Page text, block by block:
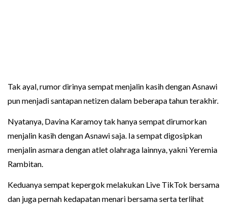
Tak ayal, rumor dirinya sempat menjalin kasih dengan Asnawi
pun menjadi santapan netizen dalam beberapa tahun terakhir.
Nyatanya, Davina Karamoy tak hanya sempat dirumorkan
menjalin kasih dengan Asnawi saja. Ia sempat digosipkan
menjalin asmara dengan atlet olahraga lainnya, yakni Yeremia
Rambitan.
Keduanya sempat kepergok melakukan Live TikTok bersama
dan juga pernah kedapatan menari bersama serta terlihat